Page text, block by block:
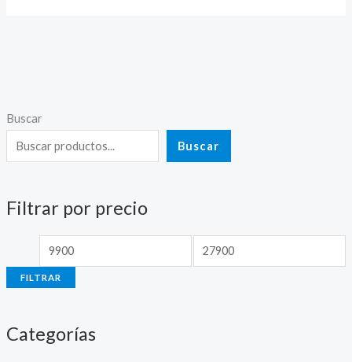
Buscar
Buscar
Filtrar por precio
P
r
e
o
i
r
e
o
FILTRAR
Categorías